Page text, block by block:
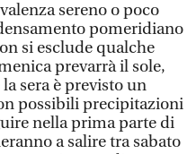
sereno o poco
pomeridiano
si esclude qualche
prevarrà il sole,
sera è previsto un
possibili precipitazioni
nella prima parte di
a salire tra sabato